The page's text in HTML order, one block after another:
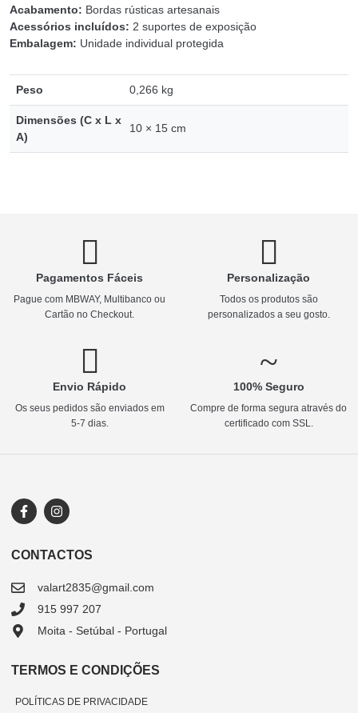
Acabamento: Bordas rústicas artesanais
Acessórios incluídos: 2 suportes de exposição
Embalagem: Unidade individual protegida
Peso 0,266 kg
Dimensões (C x L x
A)
10 × 15 cm
Pagamentos Fáceis
Pague com MBWAY, Multibanco ou
Cartão no Checkout.
Personalização
Todos os produtos são
personalizados a seu gosto.
Envio Rápido
Os seus pedidos são enviados em
5-7 dias.
100% Seguro
Compre de forma segura através do
certificado com SSL.
CONTACTOS
valart2835@gmail.com
915 997 207
Moita - Setúbal - Portugal
TERMOS E CONDIÇÕES
POLÍTICAS DE PRIVACIDADE